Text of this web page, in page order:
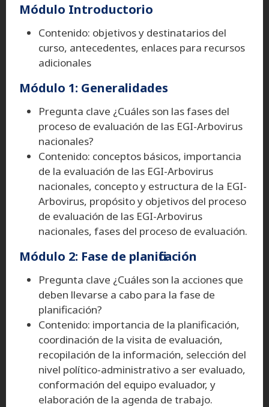
Módulo Introductorio
Contenido: objetivos y destinatarios del
curso, antecedentes, enlaces para recursos
adicionales
Módulo 1: Generalidades
Pregunta clave ¿Cuáles son las fases del
proceso de evaluación de las EGI-Arbovirus
nacionales?
Contenido: conceptos básicos, importancia
de la evaluación de las EGI-Arbovirus
nacionales, concepto y estructura de la EGI-
Arbovirus, propósito y objetivos del proceso
de evaluación de las EGI-Arbovirus
nacionales, fases del proceso de evaluación.
Módulo 2: Fase de planificación
Pregunta clave ¿Cuáles son la acciones que
deben llevarse a cabo para la fase de
planificación?
Contenido: importancia de la planificación,
coordinación de la visita de evaluación,
recopilación de la información, selección del
nivel político-administrativo a ser evaluado,
conformación del equipo evaluador, y
elaboración de la agenda de trabajo.